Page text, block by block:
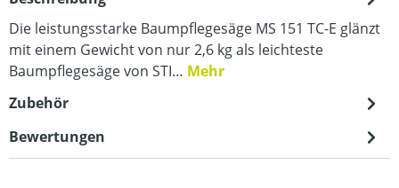
Die leistungsstarke Baumpflegesäge MS 151 TC-E glänzt
mit einem Gewicht von nur 2,6 kg als leichteste
Baumpflegesäge von STI… Mehr
Zubehör
Bewertungen